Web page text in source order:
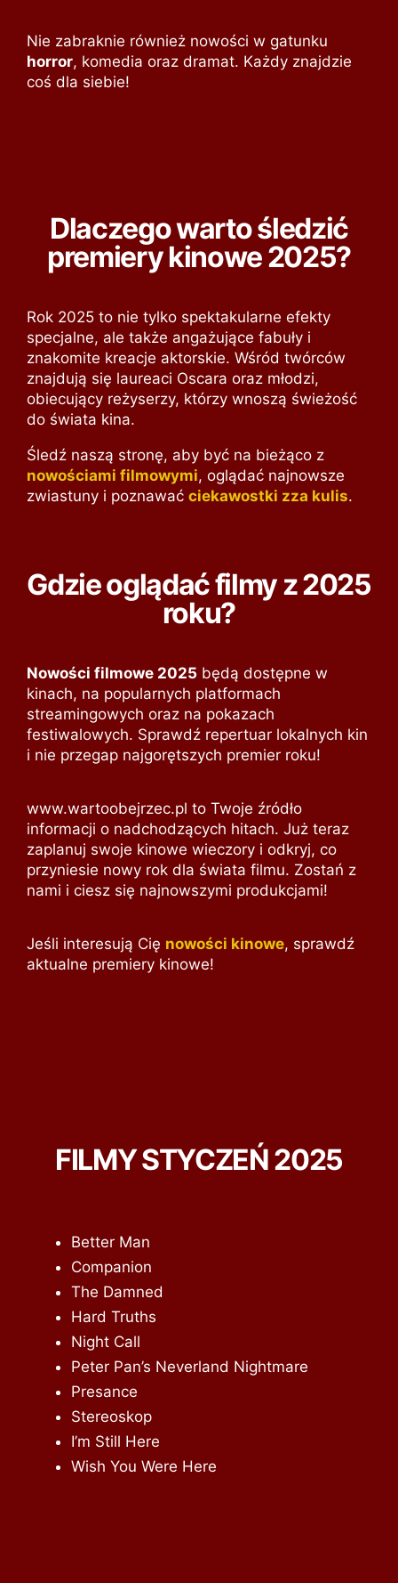
Nie zabraknie również nowości w gatunku
horror, komedia oraz dramat. Każdy znajdzie
coś dla siebie!
Dlaczego warto śledzić
premiery kinowe 2025?
Rok 2025 to nie tylko spektakularne efekty
specjalne, ale także angażujące fabuły i
znakomite kreacje aktorskie. Wśród twórców
znajdują się laureaci Oscara oraz młodzi,
obiecujący reżyserzy, którzy wnoszą świeżość
do świata kina.
Śledź naszą stronę, aby być na bieżąco z
nowościami filmowymi, oglądać najnowsze
zwiastuny i poznawać ciekawostki zza kulis.
Gdzie oglądać filmy z 2025
roku?
Nowości filmowe 2025 będą dostępne w
kinach, na popularnych platformach
streamingowych oraz na pokazach
festiwalowych. Sprawdź repertuar lokalnych kin
i nie przegap najgorętszych premier roku!
www.wartoobejrzec.pl to Twoje źródło
informacji o nadchodzących hitach. Już teraz
zaplanuj swoje kinowe wieczory i odkryj, co
przyniesie nowy rok dla świata filmu. Zostań z
nami i ciesz się najnowszymi produkcjami!
Jeśli interesują Cię nowości kinowe, sprawdź
aktualne premiery kinowe!
FILMY STYCZEŃ 2025
Better Man
Companion
The Damned
Hard Truths
Night Call
Peter Pan’s Neverland Nightmare
Presance
Stereoskop
I’m Still Here
Wish You Were Here